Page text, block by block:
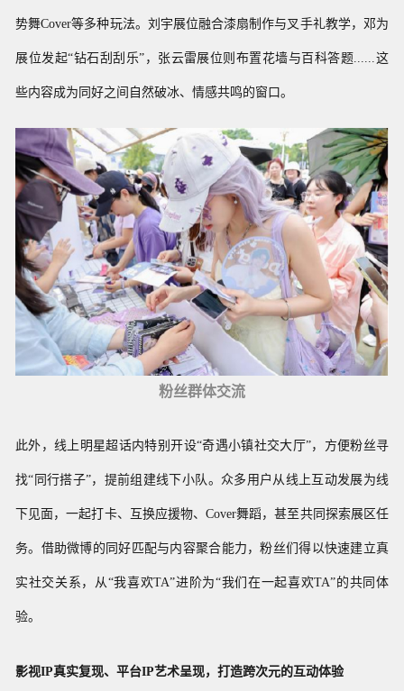
势舞Cover等多种玩法。刘宇展位融合漆扇制作与叉手礼教学，邓为
展位发起“钻石刮刮乐”，张云雷展位则布置花墙与百科答题...... 这
些内容成为同好之间自然破冰、情感共鸣的窗口。
粉丝群体交流
此外 ，线上明星超话内特别开设“奇遇小镇社交大厅”，方便粉丝寻
找“同行搭子”，提前组建线下小队。众多用户从线上互动发展为线
下见面，一起打卡、互换应援物、Cover舞蹈，甚至共同探索展区任
务。借助微博的同好匹配与内容聚合能力，粉丝们得以快速建立真
实社交关系，从“我喜欢TA”进阶为“我们在一起喜欢TA”的共同体
验。
影视IP真实复现、平台IP艺术呈现，打造跨次元的互动体验